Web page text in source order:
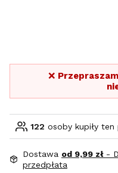
❌
122 osoby kupiły
Dostawa od 9,99 zł -
przedpłata